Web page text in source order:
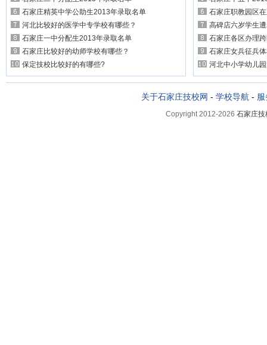
石家庄精英中学公助生2013年录取名单
河北比较好的医学中专学校有哪些？
石家庄一中分配生2013年录取名单
石家庄比较好的幼师学校有哪些？
保定技校比较好的有哪些?
石家庄职教园区
高碑店六岁学生
石家庄各区办理
石家庄女兵征兵
河北中小学幼儿
关于石家庄技校网 - 学校导航 -
Copyright 2012-2026 石家庄技